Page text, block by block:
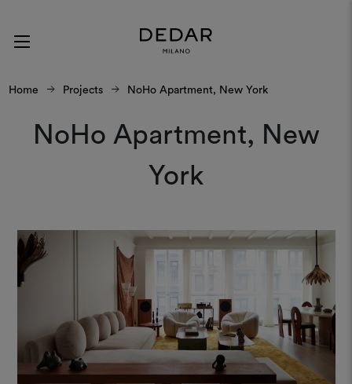
Home Projects NoHo Apartment, New York
NoHo Apartment, New
York